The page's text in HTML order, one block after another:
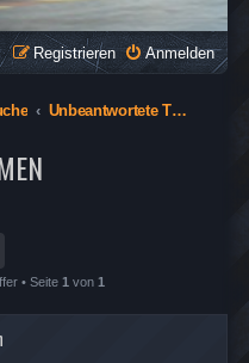
n
Anmelden
Registrieren
Unbeantwortete Themen
• Seite 1 von 1